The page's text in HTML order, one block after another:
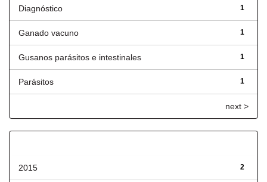
1
Diagnóstico
1
Ganado vacuno
1
Gusanos parásitos e intestinales
1
Parásitos
next >
2
2015